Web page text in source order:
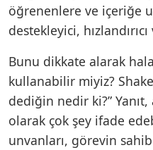
öğrenenlere ve içeriğe
destekleyici,
Bunu dikkate alarak hala
kullanabilir miyiz?
dediğin nedir ki?”
olarak çok şey ifade
unvanları, görevin